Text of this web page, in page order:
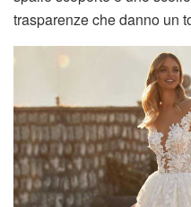
trasparenze che danno un